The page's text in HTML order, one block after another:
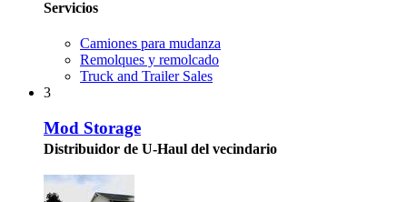
Servicios
Camiones para mudanza
Remolques y remolcado
Truck and Trailer Sales
3
Mod Storage
Distribuidor de U-Haul del vecindario